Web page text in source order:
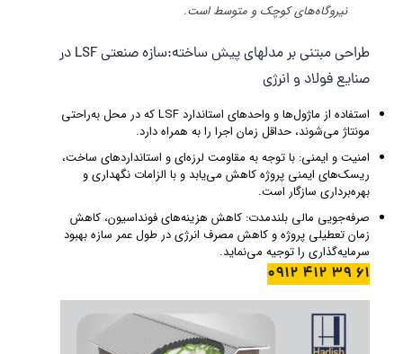
نیروگاه‌های کوچک و متوسط است.
طراحی مبتنی بر مدلهای پیش ساخته:سازه صنعتی LSF در
صنایع فولاد و انرژی
استفاده از ماژول‌ها و واحدهای استاندارد LSF که در محل به‌راحتی
مونتاژ می‌شوند، حداقل زمان اجرا را به همراه دارد.
امنیت و ایمنی: با توجه به مقاومت لرزه‌ای و استانداردهای ساخت،
ریسک‌های ایمنی پروژه کاهش می‌یابد و با الزامات نگهداری و
بهره‌برداری سازگار است.
صرفه‌جویی مالی بلندمدت: کاهش هزینه‌های فونداسیون، کاهش
زمان تعطیلی پروژه و کاهش مصرف انرژی در طول عمر سازه بهبود
سرمایه‌گذاری را توجیه می‌نماید.
61 39 412 0912